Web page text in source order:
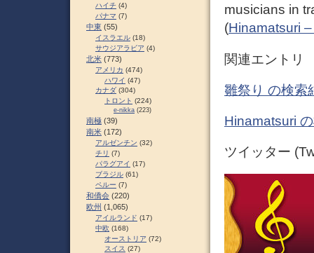
musicians in
(Hinamatsuri
関連エントリ
雛祭り の検索
Hinamatsuri
ツイッター
ハイチ (4)
パナマ (7)
中東 (55)
イスラエル (18)
サウジアラビア (4)
北米 (773)
アメリカ (474)
ハワイ (47)
カナダ (304)
トロント (224)
e-nikka (223)
南極 (39)
南米 (172)
アルゼンチン (32)
チリ (7)
パラグアイ (17)
ブラジル (61)
ペルー (7)
和僑会 (220)
欧州 (1,065)
アイルランド (17)
中欧 (168)
オーストリア (72)
スイス (27)